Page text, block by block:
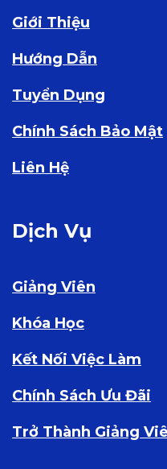
Giới Thiệu
Hướng Dẫn
Tuyển Dụng
Chính Sách Bảo Mật
Liên Hệ
Dịch Vụ
Giảng Viên
Khóa Học
Kết Nối Việc Làm
Chính Sách Ưu Đãi
Trở Thành Giảng